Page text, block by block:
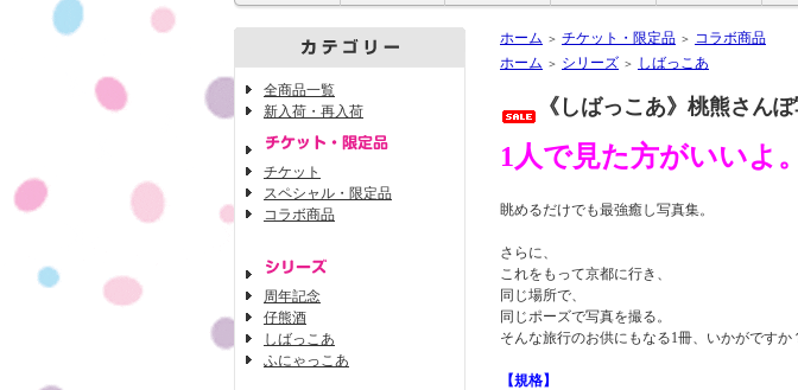
全商品一覧
新入荷・再入荷
チケット
スペシャル・限定品
コラボ商品
周年記念
仔熊酒
しばっこあ
ふにゃっこあ
ホーム ＞ チケット・限定品 ＞ コラボ商品
ホーム ＞ シリーズ ＞ しばっこあ
《しばっこあ》桃熊さん
1人で見た方がいいよ
眺めるだけでも最強癒し写真集。
さらに、
これをもって京都に行き、
同じ場所で、
同じポーズで写真を撮る。
そんな旅行のお供にもなる1冊、いかがですか
【規格】